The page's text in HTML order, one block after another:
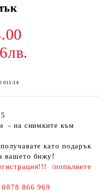
011-14
- на снимките към
като подарък
вашето бижу!
/попълнете
866 969